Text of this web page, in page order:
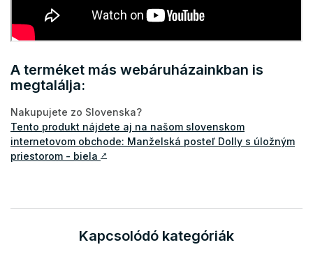
A terméket más webáruházainkban is
megtalálja:
Nakupujete zo Slovenska?
Tento produkt nájdete aj na našom slovenskom
internetovom obchode: Manželská posteľ Dolly s úložným
priestorom - biela ↗
Kapcsolódó kategóriák